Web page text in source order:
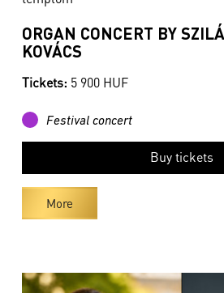
ORGAN CONCERT BY
KOVÁCS
Tickets: 5 900 HUF
Festival concert
Buy tickets
More